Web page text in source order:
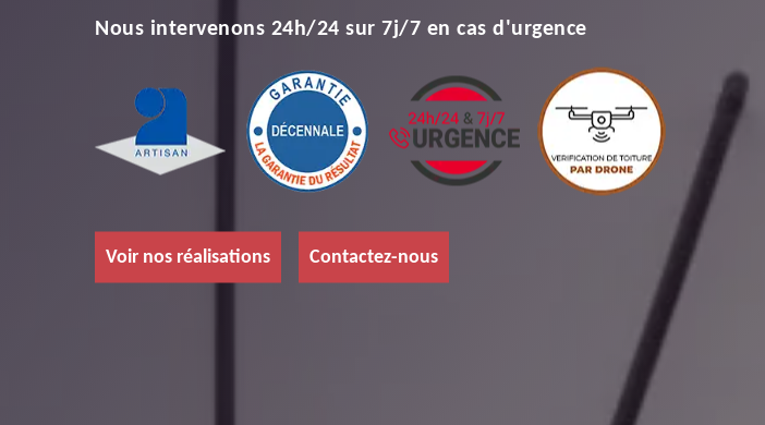
Nous intervenons 24h/24 sur 7j/7 en cas d'urgence
Voir nos réalisations Contactez-nous